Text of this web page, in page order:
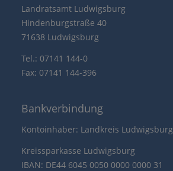
Landratsamt Ludwigsburg
Hindenburgstraße 40
71638 Ludwigsburg
Tel.: 07141 144-0
Fax: 07141 144-396
Bankverbindung
Kontoinhaber: Landkreis Ludwigsburg
Kreissparkasse Ludwigsburg
IBAN: DE44 6045 0050 0000 0000 31